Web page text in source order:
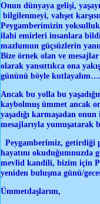
Onun dünyaya gelişi,
bilgilenmeyi, vahşet
Peygamberimizin
ilahi emirleri insanlara
mazlumun güçsüzlerin
Bize örnek olan ve
olarak yansıttıkca ona
gününü böyle
Ancak bu yolla bu
kaybolmuş ümmet ancak
yaşadığı karmaşadan
mesajlarıyla yumuşatarak
Peygamberimiz, getirdiği
hayatını okuduğumnuzda
mevlid kandili, bizim için
yeniden buluşma günü/
Ümmetdaşlarım,